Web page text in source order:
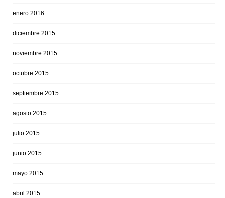
enero 2016
diciembre 2015
noviembre 2015
octubre 2015
septiembre 2015
agosto 2015
julio 2015
junio 2015
mayo 2015
abril 2015